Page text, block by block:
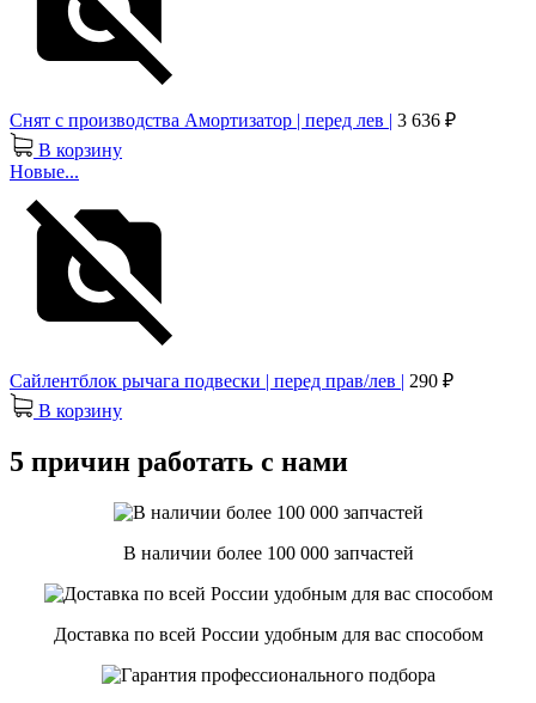
Снят с производства Амортизатор | перед лев | 3 636 ₽
В корзину
Новые...
Сайлентблок рычага подвески | перед прав/лев | 290 ₽
В корзину
5 причин работать с нами
В наличии более 100 000 запчастей
Доставка по всей России удобным для вас способом